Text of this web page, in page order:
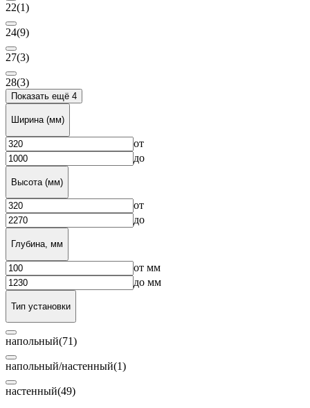
22(1)
24(9)
27(3)
28(3)
Показать ещё 4
Ширина (мм)
от
до
Высота (мм)
от
до
Глубина, мм
от мм
до мм
Тип установки
напольный(71)
напольный/настенный(1)
настенный(49)